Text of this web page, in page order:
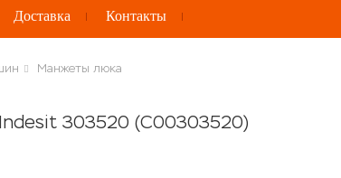
Доставка Контакты
Манжеты люка
303520 (C00303520)